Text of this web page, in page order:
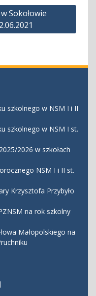
Sokołowie
szkolnego w NSM I i II
szkolnego w NSM I st.
2026 w szkołach
NSM I i II st.
Krzysztofa Przybyło
na rok szkolny
Małopolskiego na